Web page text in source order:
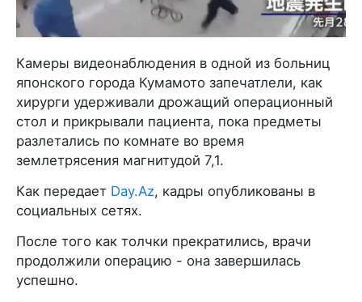
Камеры видеонаблюдения в одной из больниц
японского города Кумамото запечатлели, как
хирурги удерживали дрожащий операционный
стол и прикрывали пациента, пока предметы
разлетались по комнате во время
землетрясения магнитудой 7,1.
Как передает Day.Az, кадры опубликованы в
социальных сетях.
После того как толчки прекратились, врачи
продолжили операцию - она завершилась
успешно.